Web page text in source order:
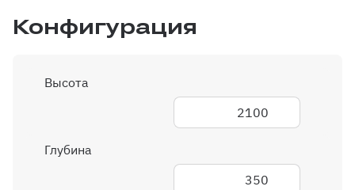
Конфигурация
Высота
2100
Глубина
350